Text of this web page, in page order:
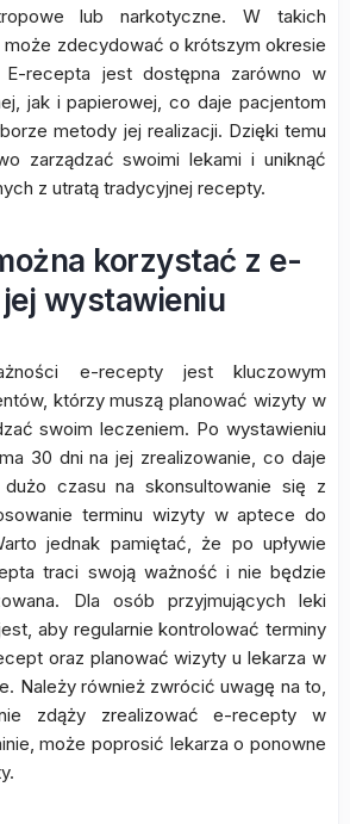
lub narkotyczne. W takich
może zdecydować o krótszym okresie
E-recepta jest dostępna zarówno w
jak i papierowej, co daje pacjentom
metody jej realizacji. Dzięki temu
zarządzać swoimi lekami i uniknąć
z utratą tradycyjnej recepty.
korzystać z e-
wystawieniu
e-recepty jest kluczowym
którzy muszą planować wizyty w
swoim leczeniem. Po wystawieniu
30 dni na jej zrealizowanie, co daje
czasu na skonsultowanie się z
terminu wizyty w aptece do
jednak pamiętać, że po upływie
traci swoją ważność i nie będzie
Dla osób przyjmujących leki
aby regularnie kontrolować terminy
oraz planować wizyty u lekarza w
Należy również zwrócić uwagę na to,
zdąży zrealizować e-recepty w
może poprosić lekarza o ponowne